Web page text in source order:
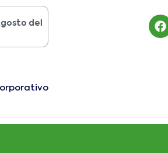
2019, nuestro sitio ha migrado